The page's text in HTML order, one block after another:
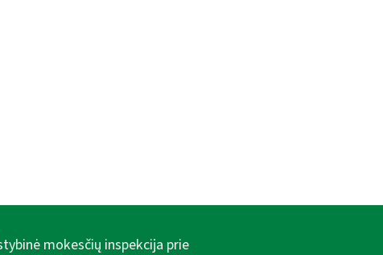
mokesčių inspekcija prie